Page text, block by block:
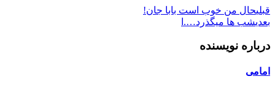
قبلیحال من خوب است بابا جان!
بعدیشب ها میگذرد….ا
درباره نویسنده
امامی